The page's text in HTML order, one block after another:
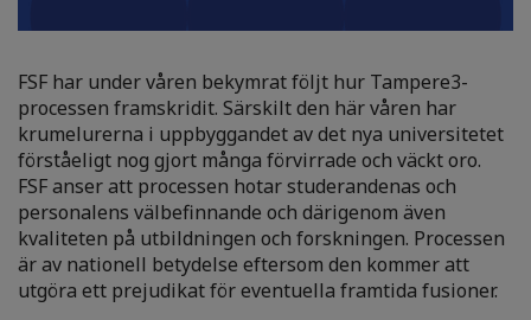
FSF har under våren bekymrat följt hur Tampere3-
processen framskridit. Särskilt den här våren har
krumelurerna i uppbyggandet av det nya universitetet
förståeligt nog gjort många förvirrade och väckt oro.
FSF anser att processen hotar studerandenas och
personalens välbefinnande och därigenom även
kvaliteten på utbildningen och forskningen. Processen
är av nationell betydelse eftersom den kommer att
utgöra ett prejudikat för eventuella framtida fusioner.